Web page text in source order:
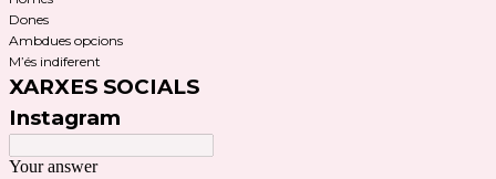
Dones
Ambdues opcions
M’és indiferent
XARXES SOCIALS
Instagram
Your answer